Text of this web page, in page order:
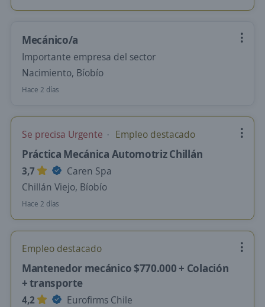
Mecánico/a
Importante empresa del sector
Nacimiento, Bíobío
Hace 2 días
Se precisa Urgente Empleo destacado
Práctica Mecánica Automotriz Chillán
3,7
Caren Spa
Chillán Viejo, Bíobío
Hace 2 días
Empleo destacado
Mantenedor mecánico $770.000 + Colación
+ transporte
4,2
Eurofirms Chile